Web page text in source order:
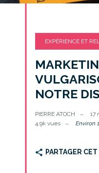
EXPÉRIENCE ET
NOTRE
PIERRE ATOCH
17
4.9k vues
Environ
PARTAGER